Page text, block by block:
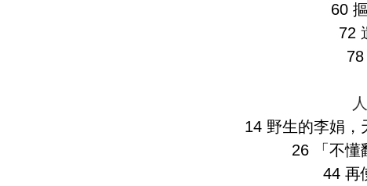
60
72
14 野生的李娟
26 「不
44 再